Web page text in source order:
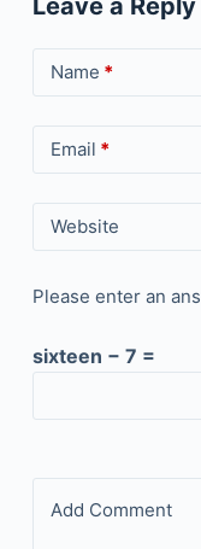
Name *
Email *
Website
Please enter an
sixteen − 7 =
Add Comment